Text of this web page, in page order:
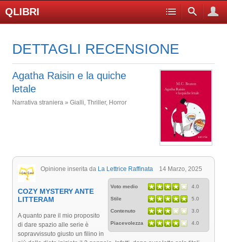
QLIBRI
DETTAGLI RECENSIONE
Agatha Raisin e la quiche
letale
Narrativa straniera » Gialli, Thriller, Horror
Opinione inserita da La Lettrice Raffinata 14 Marzo, 2025
Voto medio 4.0
Stile 5.0
Contenuto 3.0
Piacevolezza 4.0
COZY MYSTERY ANTE
LITTERAM
A quanto pare il mio proposito
di dare spazio alle serie è
sopravvissuto giusto un filino in